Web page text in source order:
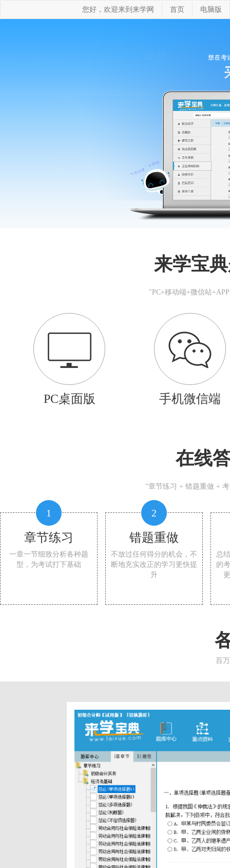
您好，欢迎来到来学网 首页 电脑版
来学宝
"PC+移动端+微信站
PC桌面版 手机微信端
在线
“章节练习 + 错题重做 +
1
章节练习
一章一节细致分析各种题
型，为考试打下基础
2
错题重做
不放过任何得分的机会，不
断地充实改正的学习更快提
升
总
的
百